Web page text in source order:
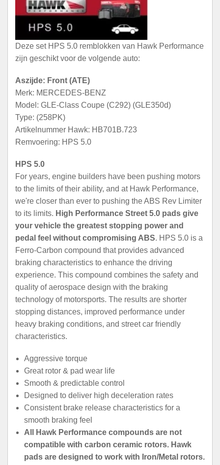
Deze set HPS 5.0 remblokken van Hawk Performance
zijn geschikt voor de volgende auto:
Aszijde: Front (ATE)
Merk: MERCEDES-BENZ
Model: GLE-Class Coupe (C292) (GLE350d)
Type: (258PK)
Artikelnummer Hawk: HB701B.723
Remvoering: HPS 5.0
HPS 5.0
For years, engine builders have been pushing motors
to the limits of their ability, and at Hawk Performance,
we're closer than ever to pushing the ABS Rev Limiter
to its limits. High Performance Street 5.0 pads give
your vehicle the greatest stopping power and
pedal feel without compromising ABS. HPS 5.0 is a
Ferro-Carbon compound that provides advanced
braking characteristics to enhance the driving
experience. This compound combines the safety and
quality of aerospace design with the braking
technology of motorsports. The results are shorter
stopping distances, improved performance under
heavy braking conditions, and street car friendly
characteristics.
Aggressive torque
Great rotor & pad wear life
Smooth & predictable control
Designed to deliver high deceleration rates
Consistent brake release characteristics for a
smooth braking feel
All Hawk Performance compounds are not
compatible with carbon ceramic rotors. Hawk
pads are designed to work with Iron/Metal rotors.